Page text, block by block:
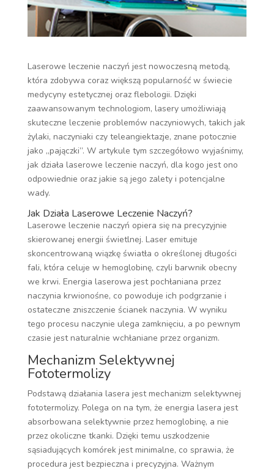
Laserowe leczenie naczyń jest nowoczesną metodą,
która zdobywa coraz większą popularność w świecie
medycyny estetycznej oraz flebologii. Dzięki
zaawansowanym technologiom, lasery umożliwiają
skuteczne leczenie problemów naczyniowych, takich jak
żylaki, naczyniaki czy teleangiektazje, znane potocznie
jako „pajączki”. W artykule tym szczegółowo wyjaśnimy,
jak działa laserowe leczenie naczyń, dla kogo jest ono
odpowiednie oraz jakie są jego zalety i potencjalne
wady.
Jak Działa Laserowe Leczenie Naczyń?
Laserowe leczenie naczyń opiera się na precyzyjnie
skierowanej energii świetlnej. Laser emituje
skoncentrowaną wiązkę światła o określonej długości
fali, która celuje w hemoglobinę, czyli barwnik obecny
we krwi. Energia laserowa jest pochłaniana przez
naczynia krwionośne, co powoduje ich podgrzanie i
ostateczne zniszczenie ścianek naczynia. W wyniku
tego procesu naczynie ulega zamknięciu, a po pewnym
czasie jest naturalnie wchłaniane przez organizm.
Mechanizm Selektywnej
Fototermolizy
Podstawą działania lasera jest mechanizm selektywnej
fototermolizy. Polega on na tym, że energia lasera jest
absorbowana selektywnie przez hemoglobinę, a nie
przez okoliczne tkanki. Dzięki temu uszkodzenie
sąsiadujących komórek jest minimalne, co sprawia, że
procedura jest bezpieczna i precyzyjna. Ważnym